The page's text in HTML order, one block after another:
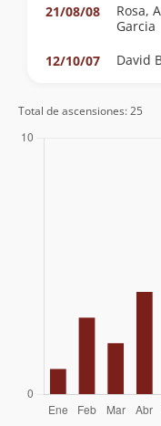
21/08/08
Rosa,
Garcia
12/10/07
David
Total de ascensiones: 25